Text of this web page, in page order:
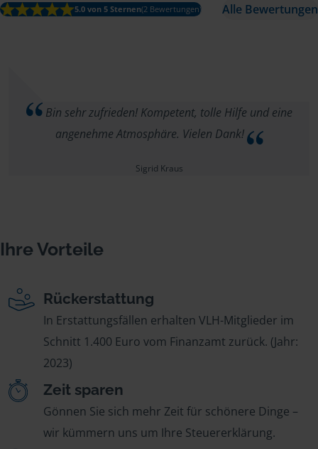
5.0 von 5 Sternen(2 Bewertungen) Alle Bewertungen
Bin sehr zufrieden! Kompetent, tolle Hilfe und eine
angenehme Atmosphäre. Vielen Dank!
Sigrid Kraus
Ihre Vorteile
Rückerstattung
In Erstattungsfällen erhalten VLH-Mitglieder im
Schnitt 1.400 Euro vom Finanzamt zurück. (Jahr:
2023)
Zeit sparen
Gönnen Sie sich mehr Zeit für schönere Dinge –
wir kümmern uns um Ihre Steuererklärung.